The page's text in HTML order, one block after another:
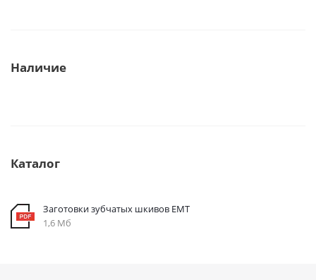
Наличие
Каталог
Заготовки зубчатых шкивов EMT
1,6 Мб